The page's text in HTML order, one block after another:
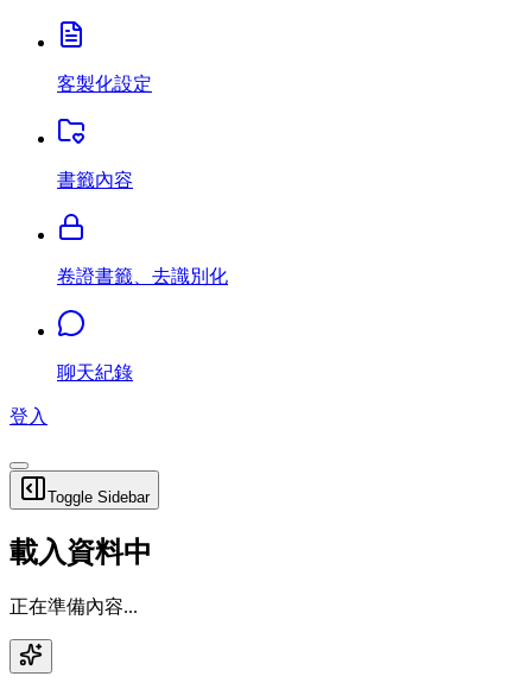
客製化設定
書籤內容
卷證書籤、去識別化
聊天紀錄
登入
Toggle Sidebar
載入資料中
正在準備內容...